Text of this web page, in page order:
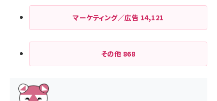
マーケティング／広告 14,121
その他 868